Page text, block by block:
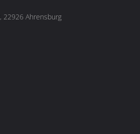
22926 Ahrensburg